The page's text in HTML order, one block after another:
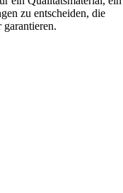
zu entscheiden, die